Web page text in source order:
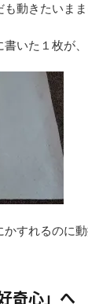
動きたいまま
いた１枚が
すれるのに
奇心」へ